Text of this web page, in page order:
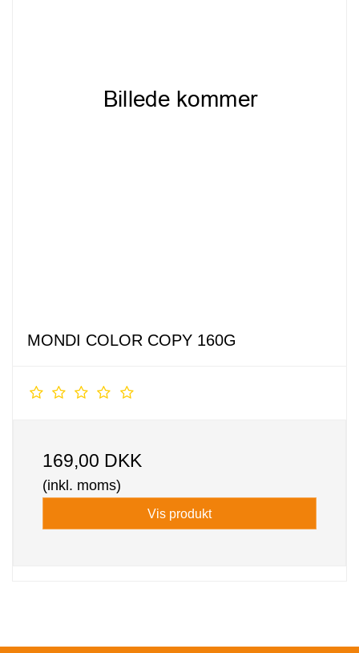
MONDI COLOR COPY 160G
169,00 DKK
(inkl. moms)
Vis produkt